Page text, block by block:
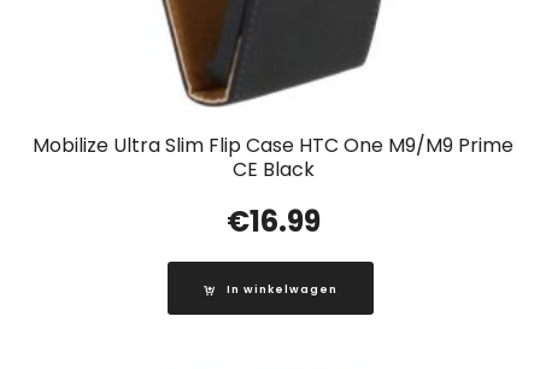
Mobilize Ultra Slim Flip Case HTC One M9/M9 Prime
CE Black
€16.99
In winkelwagen